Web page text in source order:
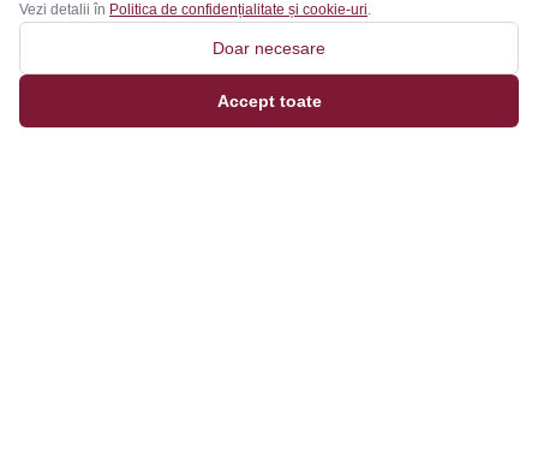
Vezi detalii în Politica de confidențialitate și cookie-uri.
Doar necesare
Accept toate